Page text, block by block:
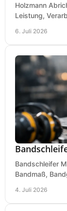
Holzmann
Leistung,
6. Juli 2026
Bandschleifer
Bandmaß,
4. Juli 2026